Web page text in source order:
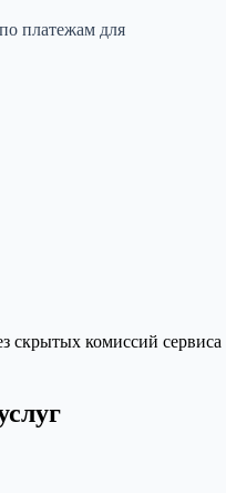
платежам для
скрытых комиссий сервиса